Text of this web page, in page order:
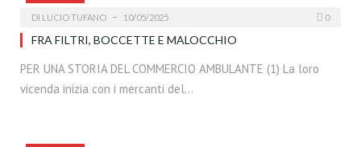
DI LUCIO TUFANO 10/05/2025 0
FRA FILTRI, BOCCETTE E MALOCCHIO
PER UNA STORIA DEL COMMERCIO AMBULANTE (1) La loro
vicenda inizia con i mercanti del…